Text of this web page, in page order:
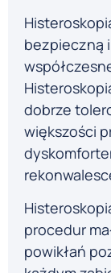
bezpieczną
dobrze
większości
procedur
powikłań